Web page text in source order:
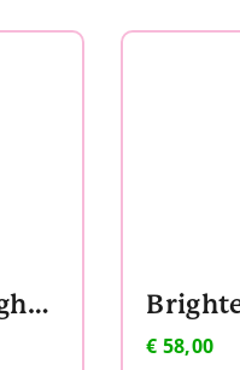
Biome+ Dew Bright Serum
€ 58,00